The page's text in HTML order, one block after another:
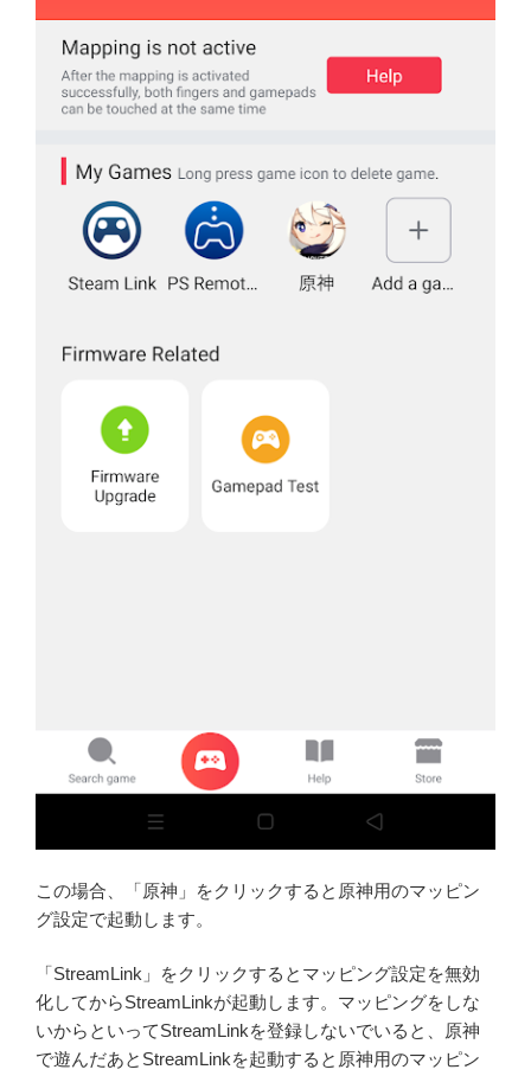
この場合、「原神」をクリックすると原神用のマッピン
グ設定で起動します。
「StreamLink」をクリックするとマッピング設定を無効
化してからStreamLinkが起動します。マッピングをしな
いからといってStreamLinkを登録しないでいると、原神
で遊んだあとStreamLinkを起動すると原神用のマッピン